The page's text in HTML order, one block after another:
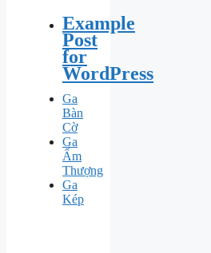
Example
Post
for
WordPress
Ga
Bàn
Cờ
Ga
Ấm
Thượng
Ga
Kép